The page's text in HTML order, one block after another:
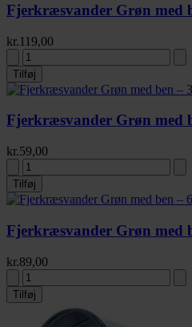
Fjerkræsvander Grøn med
kr.119,00
Tilføj
Fjerkræsvander Grøn med
kr.59,00
Tilføj
Fjerkræsvander Grøn med
kr.89,00
Tilføj